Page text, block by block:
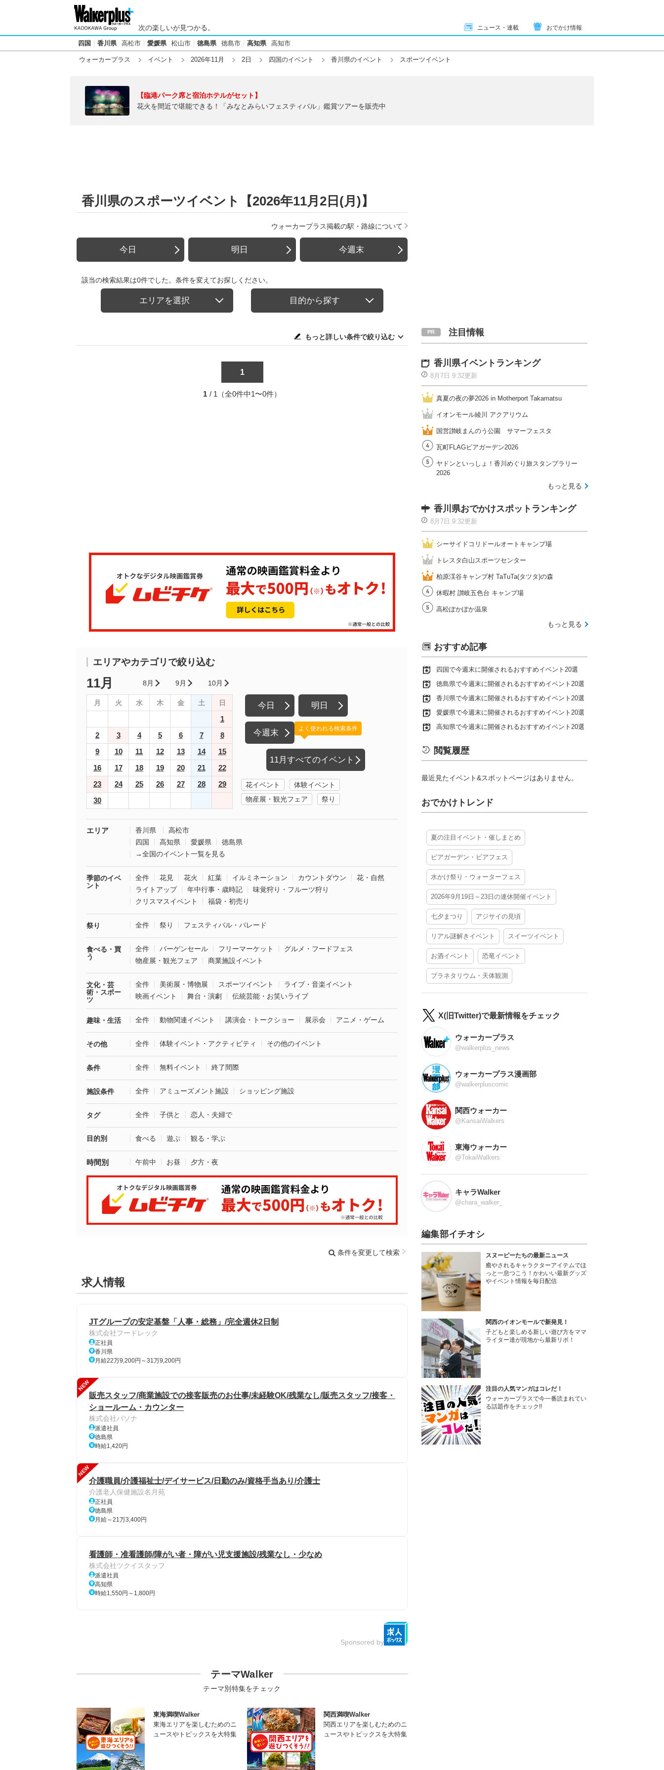
次の楽しいが見つかる。 ニュース・連載 おでかけ情報
四国 香川県 高松市 愛媛県 松山市 徳島県 徳島市 高知県 高知市
ウォーカープラス イベント 2026年11月 2日 四国のイベント 香川県のイベント スポーツイベント
【臨港パーク席と宿泊ホテルがセット】
花火を間近で堪能できる！「みなとみらいフェスティバル」鑑賞ツアーを販売中
香川県のスポーツイベント【2026年11月2日(月)】
ウォーカープラス掲載の駅・路線について
今日 明日 今週末
該当の検索結果は0件でした。条件を変えてお探しください。
エリアを選択 目的から探す
もっと詳しい条件で絞り込む
1
1 / 1（全0件中1〜0件）
エリアやカテゴリで絞り込む
11月 8月 9月 10月
月 火 水 木 金 土 日
1
2
3 4 5 6 7
8
9
10 11 12 13 14
15
16
17 18 19 20 21
22
23
24 25 26 27 28
29
30
今日 明日
今週末
11月すべてのイベント
よく使われる検索条件
花イベント
体験イベント
物産展・観光フェア
祭り
エリア 香川県
高松市
四国
高知県 愛媛県
徳島県
→全国のイベント一覧を見る
季節のイベ
ント
全件 花見 花火 紅葉 イルミネーション カウントダウン
花・自然
ライトアップ
年中行事・歳時記
味覚狩り・フルーツ狩り
クリスマスイベント
福袋・初売り
祭り 全件 祭り フェスティバル・パレード
食べる・買
う
全件 バーゲンセール フリーマーケット
グルメ・フードフェス
物産展・観光フェア
商業施設イベント
文化・芸
術・スポー
ツ
全件 美術展・博物展 スポーツイベント
ライブ・音楽イベント
映画イベント
舞台・演劇 伝統芸能・お笑いライブ
趣味・生活 全件 動物関連イベント 講演会・トークショー 展示会 アニメ・ゲーム
その他 全件 体験イベント・アクティビティ その他のイベント
条件 全件 無料イベント 終了間際
施設条件 全件 アミューズメント施設 ショッピング施設
タグ 全件 子供と 恋人・夫婦で
目的別 食べる 遊ぶ 観る・学ぶ
時間別 午前中 お昼 夕方・夜
条件を変更して検索
求人情報
JTグループの安定基盤「人事・総務」/完全週休2日制
株式会社フードレック
正社員
香川県
月給22万9,200円～31万9,200円
NEW
販売スタッフ/商業施設での接客販売のお仕事/未経験OK/残業なし/販売スタッフ/接客・
ショールーム・カウンター
株式会社パソナ
派遣社員
徳島県
時給1,420円
NEW
介護職員/介護福祉士/デイサービス/日勤のみ/資格手当あり/介護士
介護老人保健施設名月苑
正社員
徳島県
月給～21万3,400円
看護師・准看護師/障がい者・障がい児支援施設/残業なし・少なめ
株式会社ツクイスタッフ
派遣社員
高知県
時給1,550円～1,800円
Sponsored by
テーマWalker
テーマ別特集をチェック
東海満喫Walker
東海エリアを楽しむためのニ
ュースやトピックスを大特集
関西満喫Walker
関西エリアを楽しむためのニ
ュースやトピックスを大特集
注目情報
香川県イベントランキング
8月7日 9:32更新
真夏の夜の夢2026 in Motherport Takamatsu
イオンモール綾川 アクアリウム
国営讃岐まんのう公園 サマーフェスタ
瓦町FLAGビアガーデン2026
ヤドンといっしょ！香川めぐり旅スタンプラリー
2026
もっと見る
香川県おでかけスポットランキング
8月7日 9:32更新
シーサイドコリドールオートキャンプ場
トレスタ白山スポーツセンター
柏原渓谷キャンプ村 TaTuTa(タツタ)の森
休暇村 讃岐五色台 キャンプ場
高松ぽかぽか温泉
もっと見る
おすすめ記事
四国で今週末に開催されるおすすめイベント20選
徳島県で今週末に開催されるおすすめイベント20選
香川県で今週末に開催されるおすすめイベント20選
愛媛県で今週末に開催されるおすすめイベント20選
高知県で今週末に開催されるおすすめイベント20選
閲覧履歴
最近見たイベント&スポットページはありません。
おでかけトレンド
夏の注目イベント・催しまとめ
ビアガーデン・ビアフェス
水かけ祭り・ウォーターフェス
2026年9月19日～23日の連休開催イベント
七夕まつり アジサイの見頃
リアル謎解きイベント スイーツイベント
お酒イベント 恐竜イベント
プラネタリウム・天体観測
X(旧Twitter)で最新情報をチェック
ウォーカープラス
@walkerplus_news
ウォーカープラス漫画部
@walkerpluscomic
関西ウォーカー
@KansaiWalkers
東海ウォーカー
@TokaiWalkers
キャラWalker
@chara_walker_
編集部イチオシ
スヌーピーたちの最新ニュース
癒やされるキャラクターアイテムでほ
っと一息つこう！かわいい最新グッズ
やイベント情報を毎日配信
関西のイオンモールで新発見！
子どもと楽しめる新しい遊び方をママ
ライター達が現地から最新リポ！
注目の人気マンガはコレだ！
ウォーカープラスで今一番読まれてい
る話題作をチェック!!